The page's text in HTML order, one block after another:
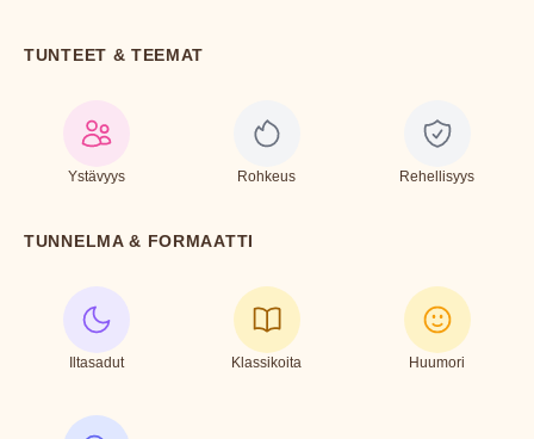
TUNTEET & TEEMAT
Ystävyys Rohkeus Rehellisyys
TUNNELMA & FORMAATTI
Iltasadut Klassikoita Huumori